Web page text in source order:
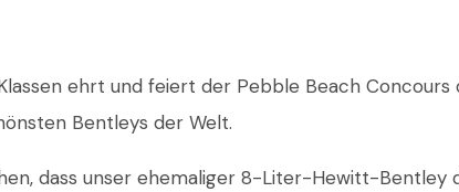
ehrt und feiert der Pebble Beach Concours
Bentleys der Welt.
dass unser ehemaliger 8-Liter-Hewitt-Bentley